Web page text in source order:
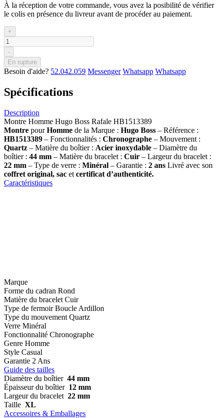
À la réception de votre commande, vous avez la posibilité de vérifier
le colis en présence du livreur avant de procéder au paiement.
+
-
En rupture
Besoin d'aide? 52.042.059 Messenger Whatsapp Whatsapp
Spécifications
Description
Montre Homme Hugo Boss Rafale HB1513389
Montre pourHomme de la Marque : Hugo Boss – Référence :
HB1513389 – Fonctionnalités : Chronographe – Mouvement :
Quartz – Matière du boîtier : Acier inoxydable – Diamètre du
boîtier : 44 mm – Matière du bracelet : Cuir – Largeur du bracelet :
22 mm – Type de verre : Minéral – Garantie : 2 ans Livré avec son
coffret original, sac et certificat d’authenticité.
Caractéristiques
Marque
Forme du cadran Rond
Matière du bracelet Cuir
Type de fermoir Boucle Ardillon
Type du mouvement Quartz
Verre Minéral
Fonctionnalité Chronographe
Genre Homme
Style Casual
Garantie 2 Ans
Guide des tailles
Diamètre du boîtier 44 mm
Épaisseur du boîtier 12 mm
Largeur du bracelet 22 mm
Taille XL
Accessoires & Emballages